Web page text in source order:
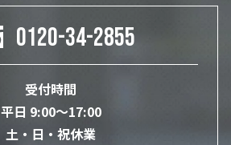
0120-34-2855
受付時間
平日 9:00～17:00
土・日・祝休業